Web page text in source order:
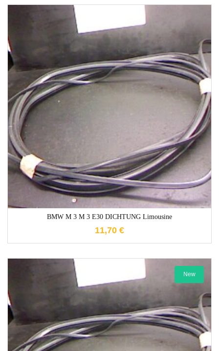
BMW M 3 M 3 E30 DICHTUNG Limousine
11,70 €
New